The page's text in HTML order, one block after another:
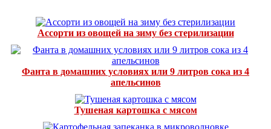
Ассорти из овощей на зиму без стерилизации
Фанта в домашних условиях или 9 литров сока из 4
апельсинов
Тушеная картошка с мясом